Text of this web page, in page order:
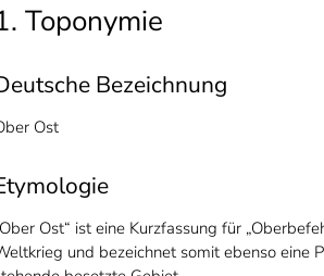
Toponymie
Bezeichnung
Ost
Ost“ ist eine Kurzfassung für
und bezeichnet somit ebenso eine